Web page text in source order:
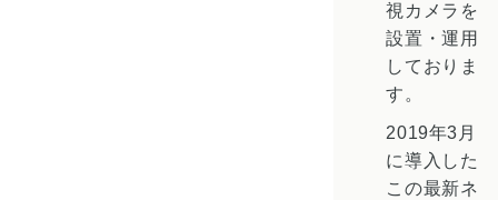
視カメラを
設置・運用
しておりま
す。
2019年3月
に導入した
この最新ネ